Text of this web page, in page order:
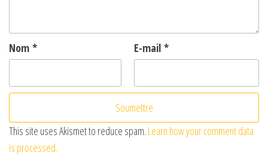
Nom * E-mail *
This site uses Akismet to reduce spam. Learn how your comment data
is processed.